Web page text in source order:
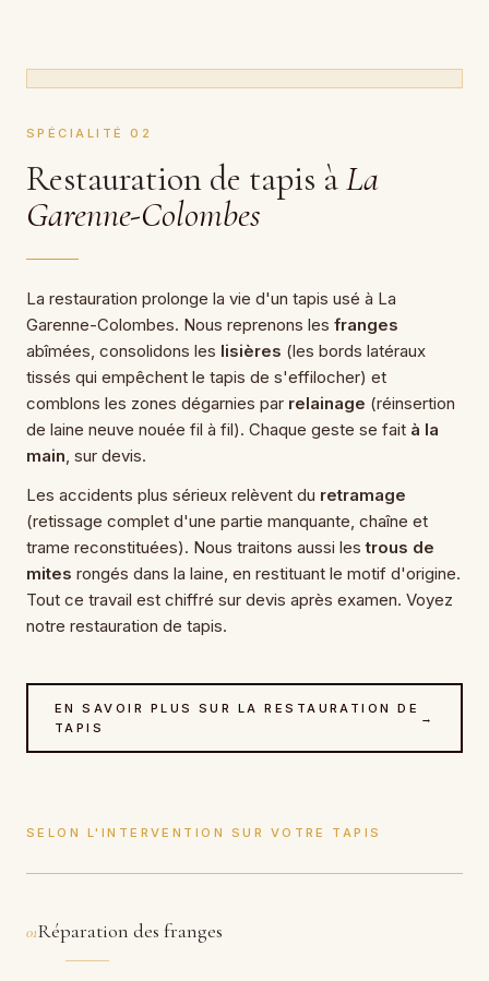
SPÉCIALITÉ 02
Restauration de tapis àLa
Garenne-Colombes
La restauration prolonge la vie d'un tapis usé à La
Garenne-Colombes. Nous reprenons les franges
abîmées, consolidons les lisières (les bords latéraux
tissés qui empêchent le tapis de s'effilocher) et
comblons les zones dégarnies par relainage (réinsertion
de laine neuve nouée fil à fil). Chaque geste se fait à la
main, sur devis.
Les accidents plus sérieux relèvent du retramage
(retissage complet d'une partie manquante, chaîne et
trame reconstituées). Nous traitons aussi lestrous de
mites rongés dans la laine, en restituant le motif d'origine.
Tout ce travail est chiffré sur devis après examen. Voyez
notre restauration de tapis.
EN SAVOIR PLUS SUR LA RESTAURATION DE
TAPIS
→
SELON L'INTERVENTION SUR VOTRE TAPIS
01Réparation des franges